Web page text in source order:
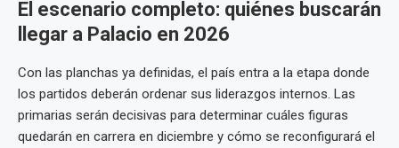
El escenario completo: quiénes buscarán
llegar a Palacio en 2026
Con las planchas ya definidas, el país entra a la etapa donde
los partidos deberán ordenar sus liderazgos internos. Las
primarias serán decisivas para determinar cuáles figuras
quedarán en carrera en diciembre y cómo se reconfigurará el